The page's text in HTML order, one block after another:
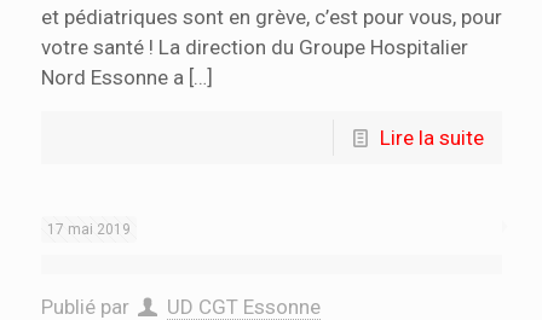
et pédiatriques sont en grève, c’est pour vous, pour
votre santé ! La direction du Groupe Hospitalier
Nord Essonne a […]
Lire la suite
17 mai 2019
Publié par UD CGT Essonne